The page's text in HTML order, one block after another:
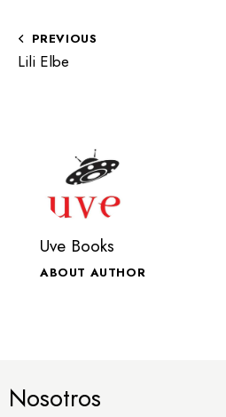
PREVIOUS
Lili Elbe
Uve Books
ABOUT AUTHOR
Nosotros